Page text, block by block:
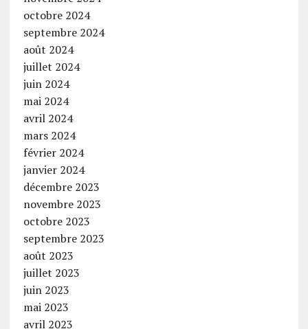
octobre 2024
septembre 2024
août 2024
juillet 2024
juin 2024
mai 2024
avril 2024
mars 2024
février 2024
janvier 2024
décembre 2023
novembre 2023
octobre 2023
septembre 2023
août 2023
juillet 2023
juin 2023
mai 2023
avril 2023